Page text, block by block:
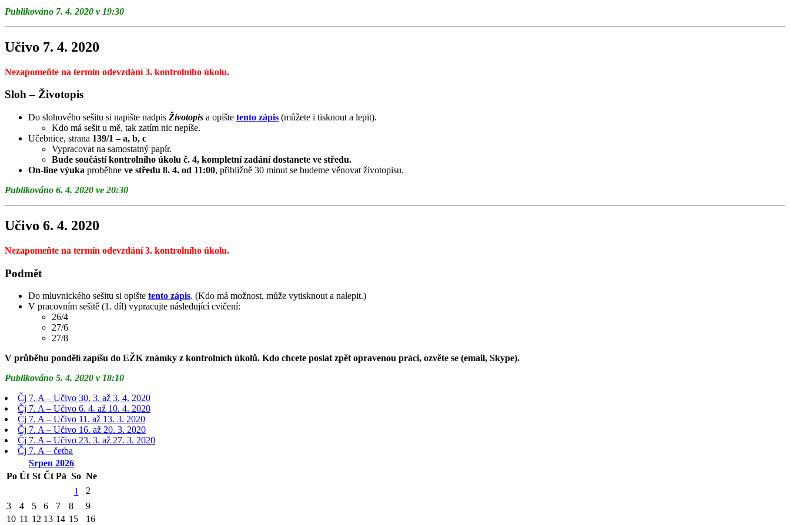
Publikováno 7. 4. 2020 v 19:30
Učivo 7. 4. 2020
Nezapomeňte na termín odevzdání 3. kontrolního úkolu.
Sloh – Životopis
Do slohového sešitu si napište nadpis Životopis a opište tento zápis (můžete i tisknout a lepit).
Kdo má sešit u mě, tak zatím nic nepíše.
Učebnice, strana 139/1 – a, b, c
Vypracovat na samostatný papír.
Bude součástí kontrolního úkolu č. 4, kompletní zadání dostanete ve středu.
On-line výuka proběhne ve středu 8. 4. od 11:00, přibližně 30 minut se budeme věnovat životopisu.
Publikováno 6. 4. 2020 ve 20:30
Učivo 6. 4. 2020
Nezapomeňte na termín odevzdání 3. kontrolního úkolu.
Podmět
Do mluvnického sešitu si opište tento zápis. (Kdo má možnost, může vytisknout a nalepit.)
V pracovním sešitě (1. díl) vypracujte následující cvičení:
26/4
27/6
27/8
V průběhu pondělí zapíšu do EŽK známky z kontrolních úkolů. Kdo chcete poslat zpět opravenou práci, ozvěte se (email, Skype).
Publikováno 5. 4. 2020 v 18:10
Čj 7. A – Učivo 30. 3. až 3. 4. 2020
Čj 7. A – Učivo 6. 4. až 10. 4. 2020
Čj 7. A – Učivo 11. až 13. 3. 2020
Čj 7. A – Učivo 16. až 20. 3. 2020
Čj 7. A – Učivo 23. 3. až 27. 3. 2020
Čj 7. A – četba
Srpen 2026
Po Út St Čt Pá So Ne
1
2
3
4 5 6 7 8
9
10 11 12 13 14 15
16